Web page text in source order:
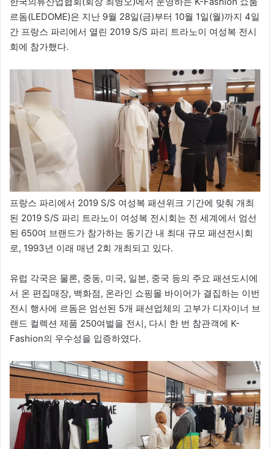
르돔(LEDOME)은 지난 9월 28일(금)부터 10월 1일(월)까지 4일
간 프랑스 파리에서 열린 2019 S/S 파리 트라노이 여성복 전시
회에 참가했다.
프랑스 파리에서 2019 S/S 여성복 패션위크 기간에 맞춰 개최
된 2019 S/S 파리 트라노이 여성복 전시회는 전 세계에서 엄선
된 650여 브랜드가 참가하는 동기간 내 최대 규모 패션전시회
로, 1993년 이래 매년 2회 개최되고 있다.
유럽 각국은 물론, 중동, 미국, 일본, 중국 등의 주요 패션도시에
서 온 편집매장, 백화점, 온라인 쇼핑몰 바이어가 결집하는 이번
전시 행사에 르돔은 엄선된 5개 패션업체의 고부가 디자이너 브
랜드 컬렉션 제품 250여벌을 전시, 다시 한 번 참관객에 K-
Fashion의 우수성을 입증하였다.